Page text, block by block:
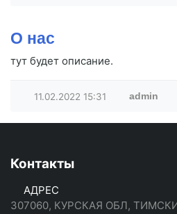
О нас
тут будет описание.
11.02.2022 15:31 admin
Контакты
АДРЕС
307060, КУРСКАЯ ОБЛ,